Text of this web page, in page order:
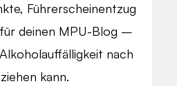
Führerscheinentzug
deinen MPU-Blog –
nach
kann.